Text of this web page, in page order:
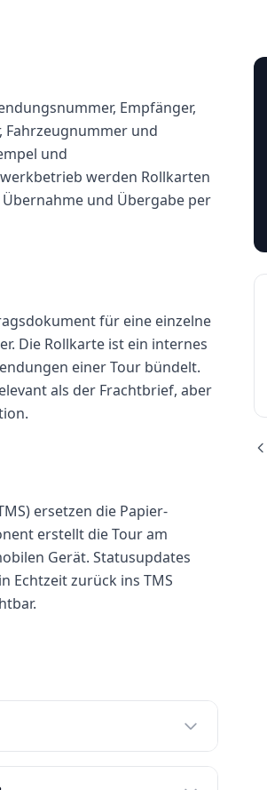
Empfänger,
Fahrzeugnummer und
und
werden Rollkarten
und Übergabe per
für eine einzelne
Die Rollkarte ist ein internes
einer Tour bündelt.
als der Frachtbrief, aber
ersetzen die Papier-
erstellt die Tour am
Gerät. Statusupdates
Echtzeit zurück ins TMS